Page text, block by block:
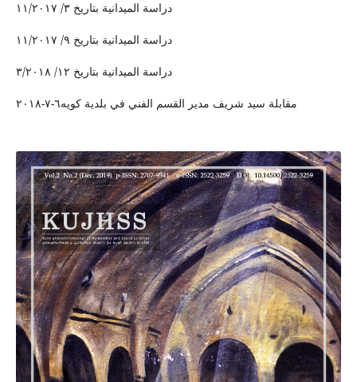
دراسة الميدانية بتاريخ ٣/ ١١/٢٠١٧
دراسة الميدانية بتاريخ ٩/ ١١/٢٠١٧
دراسة الميدانية بتاريخ ١٢/ ٣/٢٠١٨
مقابلة سيد شريف مدير القسم الفني في بلدية كويه٦-٧-٢٠١٨